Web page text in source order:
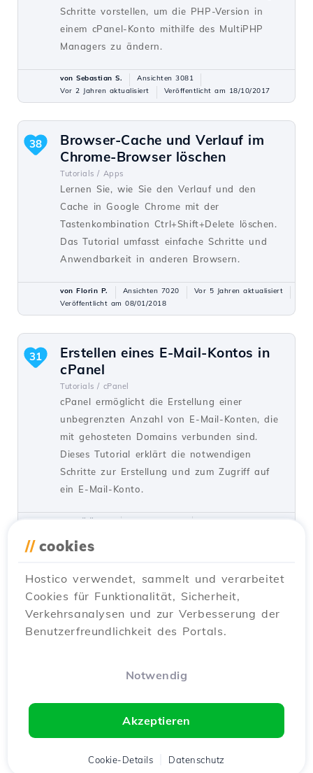
Schritte vorstellen, um die PHP-Version in
einem cPanel-Konto mithilfe des MultiPHP
Managers zu ändern.
von Sebastian S.
Ansichten 3081
Vor 2 Jahren aktualisiert
Veröffentlicht am 18/10/2017
Browser-Cache und Verlauf im
Chrome-Browser löschen
Tutorials / Apps
Lernen Sie, wie Sie den Verlauf und den
Cache in Google Chrome mit der
Tastenkombination Ctrl+Shift+Delete löschen.
Das Tutorial umfasst einfache Schritte und
Anwendbarkeit in anderen Browsern.
38
von Florin P. Ansichten 7020
Vor 5 Jahren aktualisiert
Veröffentlicht am 08/01/2018
Erstellen eines E-Mail-Kontos in
cPanel
Tutorials / cPanel
cPanel ermöglicht die Erstellung einer
unbegrenzten Anzahl von E-Mail-Konten, die
mit gehosteten Domains verbunden sind.
Dieses Tutorial erklärt die notwendigen
Schritte zur Erstellung und zum Zugriff auf
ein E-Mail-Konto.
31
von Cătălin A.
Ansichten 5940
SSH-Einstellungen in Webuzo
Tutorials / Webuzo
In diesem Tutorial lernen Sie, wie Sie den
SSH-Zugriff auf den Webuzo-Server
20
Ansichten 1534
Vor einem Jahr aktualisiert
// cookies
Hostico verwendet, sammelt und verarbeitet
Cookies für Funktionalität, Sicherheit,
Verkehrsanalysen und zur Verbesserung der
Benutzerfreundlichkeit des Portals.
Notwendig
Akzeptieren
Cookie-Details Datenschutz